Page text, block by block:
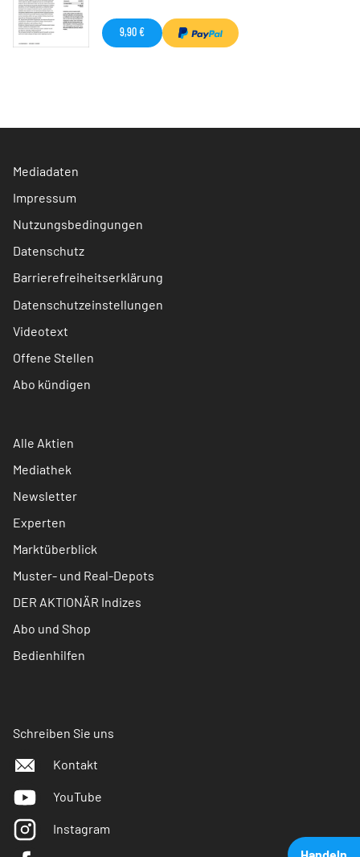
9,90 €
Mediadaten
Impressum
Nutzungsbedingungen
Datenschutz
Barrierefreiheitserklärung
Datenschutzeinstellungen
Videotext
Offene Stellen
Abo kündigen
Alle Aktien
Mediathek
Newsletter
Experten
Marktüberblick
Muster- und Real-Depots
DER AKTIONÄR Indizes
Abo und Shop
Bedienhilfen
Schreiben Sie uns
Kontakt
YouTube
Instagram